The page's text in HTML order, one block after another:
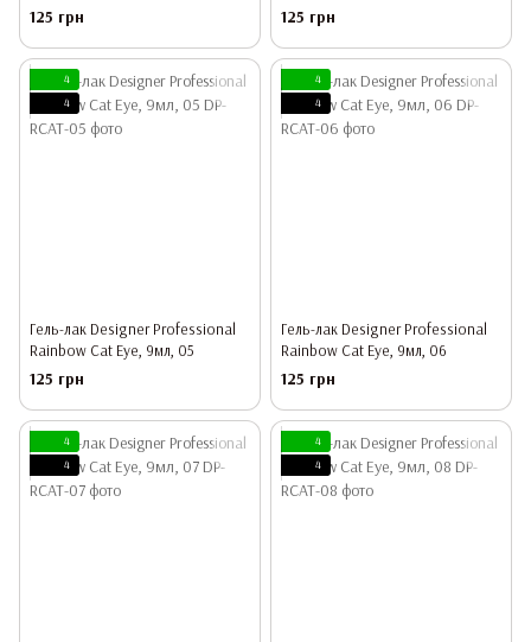
125 грн 125 грн
4
4
Гель-лак Designer Professional
Rainbow Cat Eye, 9мл, 05
125 грн
4
4
Гель-лак Designer Professional
Rainbow Cat Eye, 9мл, 06
125 грн
4
4
4
4